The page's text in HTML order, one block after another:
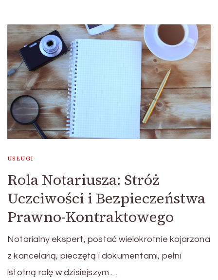
USŁUGI
Rola Notariusza: Stróż
Uczciwości i Bezpieczeństwa
Prawno-Kontraktowego
Notarialny ekspert, postać wielokrotnie kojarzona
z kancelarią, pieczętą i dokumentami, pełni
istotną rolę w dzisiejszym …